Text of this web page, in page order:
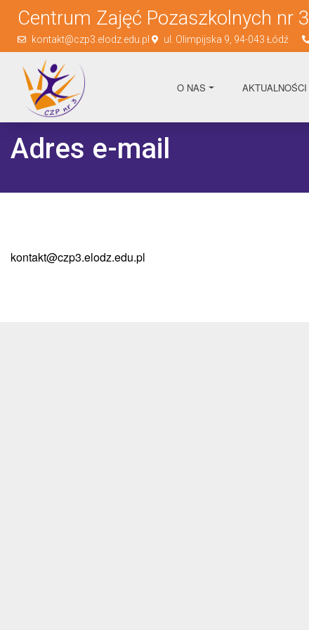
Centrum Zajęć Pozaszkolnych nr 3
kontakt@czp3.elodz.edu.pl ul. Olimpijska 9, 94-043 Łódź
O NAS AKTUALNOŚCI
Adres e-mail
kontakt@czp3.elodz.edu.pl